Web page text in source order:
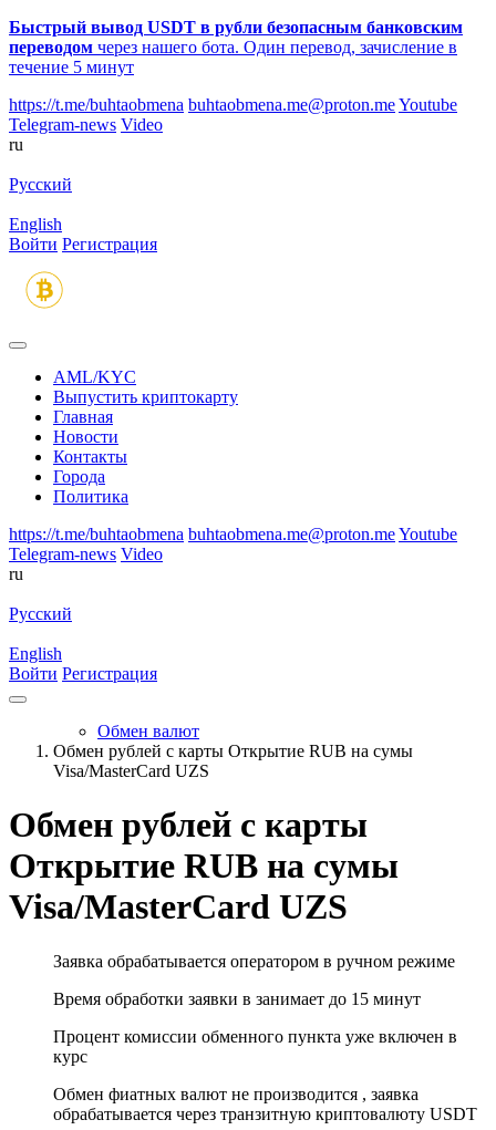
Быстрый вывод USDT в рубли безопасным банковским
переводом через нашего бота. Один перевод, зачисление в
течение 5 минут
https://t.me/buhtaobmena buhtaobmena.me@proton.meYoutube
Telegram-news Video
ru
Русский
English
Войти Регистрация
AML/KYC
Выпустить криптокарту
Главная
Новости
Контакты
Города
Политика
https://t.me/buhtaobmena buhtaobmena.me@proton.meYoutube
Telegram-news Video
ru
Русский
English
Войти Регистрация
Обмен валют
Обмен рублей с карты Открытие RUB на сумы
Visa/MasterCard UZS
Обмен рублей с карты
Открытие RUB на сумы
Visa/MasterCard UZS
Заявка обрабатывается оператором в ручном режиме
Время обработки заявки в занимает до 15 минут
Процент комиссии обменного пункта уже включен в
курс
Обмен фиатных валют не производится , заявка
обрабатывается через транзитную криптовалюту USDT